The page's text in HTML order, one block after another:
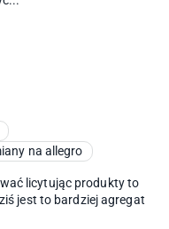
na allegro
licytując produkty to
jest to bardziej agregat